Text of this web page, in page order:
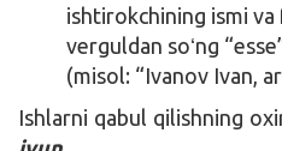
ishtirokchining ismi va
verguldan soʻng
(misol: “Ivanov Ivan,
Ishlarni qabul qilishning